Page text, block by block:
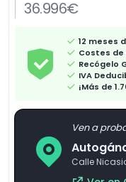
36.996€
12 meses
Costes
Recógelo
IVA
¡Más de
Ven a
Calle Nicasio